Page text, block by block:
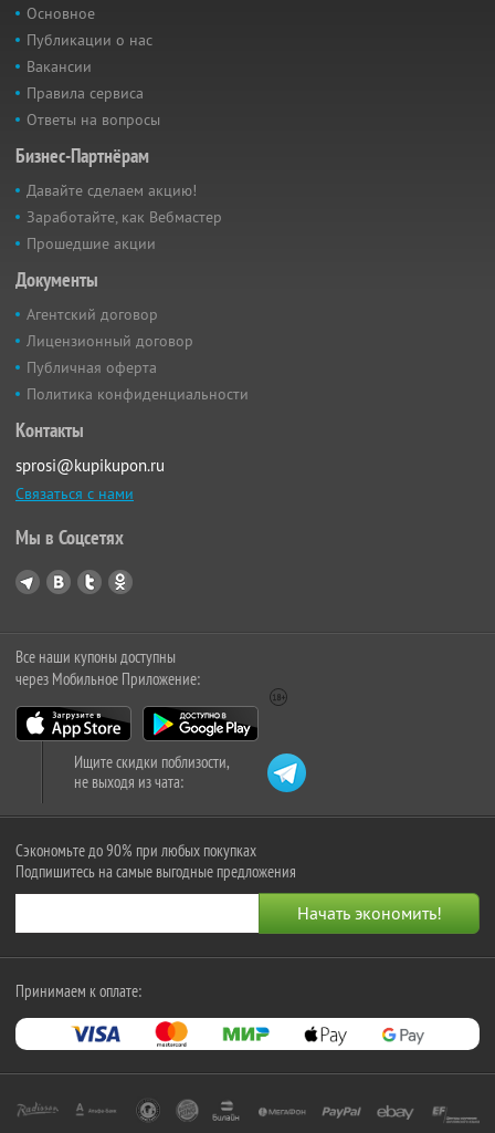
Основное
Публикации о нас
Вакансии
Правила сервиса
Ответы на вопросы
Бизнес-Партнёрам
Давайте сделаем акцию!
Заработайте, как Вебмастер
Прошедшие акции
Документы
Агентский договор
Лицензионный договор
Публичная оферта
Политика конфиденциальности
Контакты
sprosi@kupikupon.ru
Связаться с нами
Мы в Соцсетях
Все наши купоны доступны
через Мобильное Приложение:
Ищите скидки поблизости,
не выходя из чата:
Сэкономьте до 90% при любых покупках
Подпишитесь на самые выгодные предложения
Принимаем к оплате: